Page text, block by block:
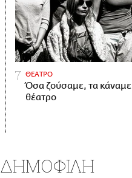
ΘΕΑΤΡΟ
Όσα ζούσαμε, τα κάναμε
θέατρο
ΔΗΜΟΦΙΛΗ